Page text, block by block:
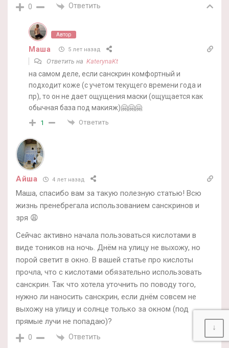
0 Ответить
Автор
Маша 5 лет назад
Ответить на KaterynaKt
на самом деле, если санскрин комфортный и
подходит коже (с учетом текущего времени года и
пр), то он не дает ощущения маски (ощущается как
обычная база под макияж)🤗🤗🤗
1 Ответить
Айша 4 лет назад
Маша, спасибо вам за такую полезную статью! Всю
жизнь пренебрегала использованием санскринов и
зря 😩
Сейчас активно начала пользоваться кислотами в
виде тоников на ночь. Днём на улицу не выхожу, но
порой светит в окно. В вашей статье про кислоты
прочла, что с кислотами обязательно использовать
санскрин. Так что хотела уточнить по поводу того,
нужно ли наносить санскрин, если днём совсем не
выхожу на улицу и солнце только за окном (под
прямые лучи не попадаю)?
0 Ответить
↓